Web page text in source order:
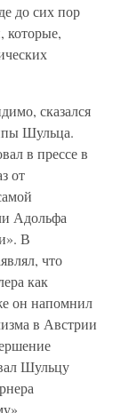
до сих пор
которые,
сказался
Шульца.
в прессе в
от
Адольфа
В
что
как
он напомнил
в Австрии
Шульцу